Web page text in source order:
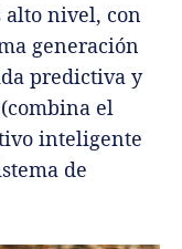
alto nivel, con
generación
predictiva y
el
inteligente
de